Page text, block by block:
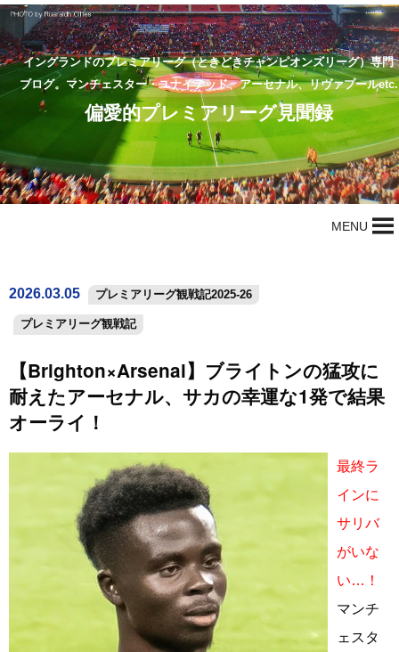
イングランドのプレミアリーグ（ときどきチャンピオンズリーグ）専門
ブログ。マンチェスター・ユナイテッド、アーセナル、リヴァプールetc.
偏愛的プレミアリーグ見聞録
MENU
2026.03.05 プレミアリーグ観戦記2025-26
プレミアリーグ観戦記
【Brighton×Arsenal】ブライトンの猛攻に
耐えたアーセナル、サカの幸運な1発で結果
オーライ！
最終ラ
インに
サリバ
がいな
い…！
マンチ
ェスタ